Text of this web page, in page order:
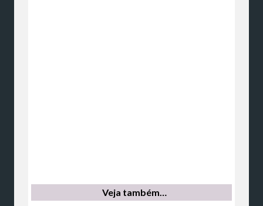
Veja também…